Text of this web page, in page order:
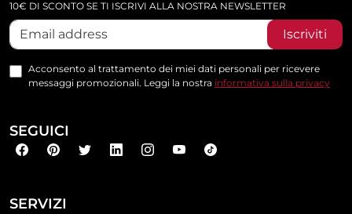
SERVIZI
10€ DI SCONTO SE TI ISCRIVI ALLA NOSTRA NEWSLETTER
Iscriviti
Acconsento al trattamento dei miei dati personali per ricevere
messaggi promozionali. Leggi la nostra informativa sulla privacy
SEGUICI